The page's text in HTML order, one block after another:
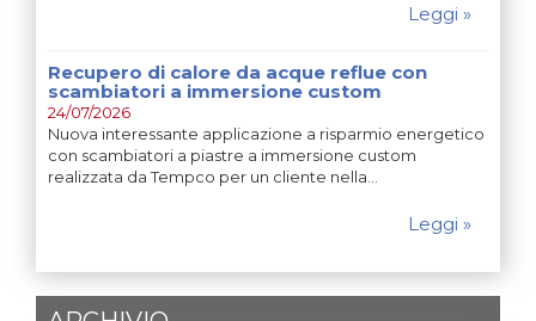
Leggi »
Recupero di calore da acque reflue con
scambiatori a immersione custom
24/07/2026
Nuova interessante applicazione a risparmio energetico
con scambiatori a piastre a immersione custom
realizzata da Tempco per un cliente nella…
Leggi »